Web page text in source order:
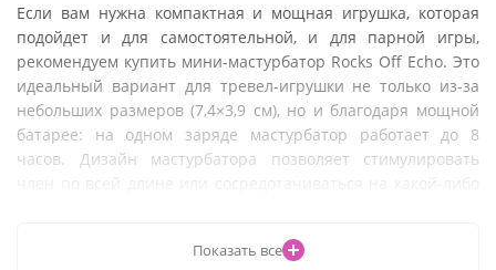
Если вам нужна компактная и мощная игрушка, которая
подойдет и для самостоятельной, и для парной игры,
рекомендуем купить мини-мастурбатор Rocks Off Echo. Это
идеальный вариант для тревел-игрушки не только из-за
небольших размеров (7,4×3,9 см), но и благодаря мощной
батарее: на одном заряде мастурбатор работает до 8
часов. Дизайн мастурбатора позволяет стимулировать
Универсальный мастурбатор на любой случай! Работает в
Показать все